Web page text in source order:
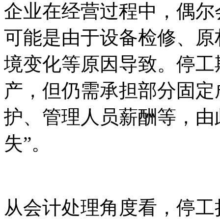
企业在经营过程中，偶
可能是由于设备检修、
境变化等原因导致。停
产，但仍需承担部分固
护、管理人员薪酬等，
失”。
从会计处理角度看，停